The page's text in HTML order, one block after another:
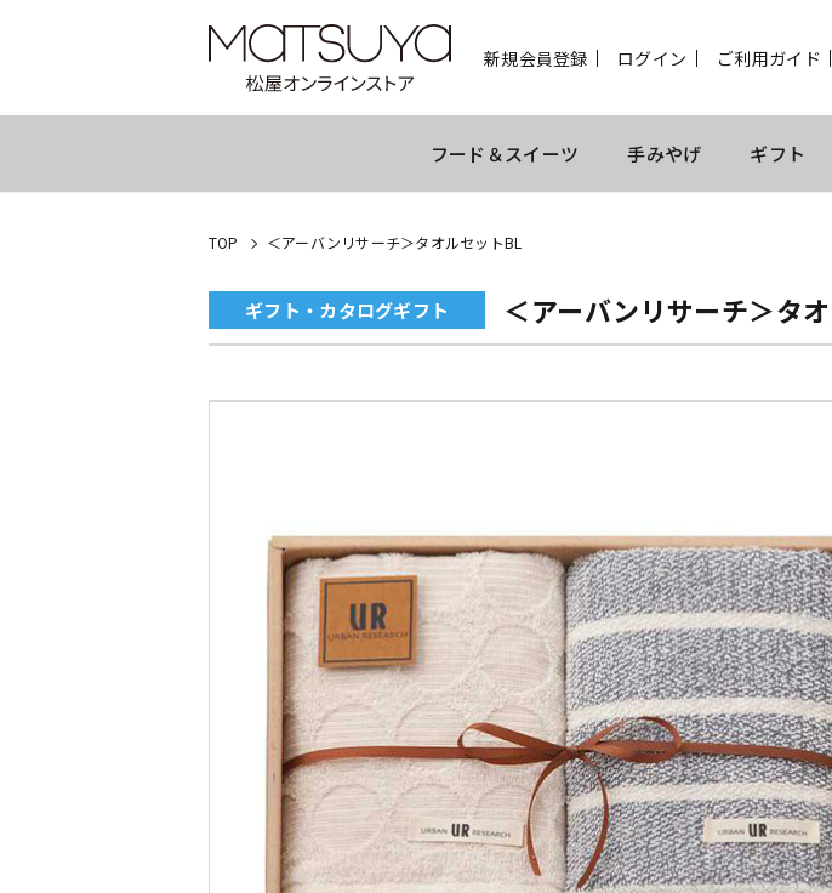
新規会員登録 ログイン ご利用ガイド
フード＆スイーツ 手みやげ ギフト
TOP ＜アーバンリサーチ＞タオルセットBL
ギフト・カタログギフト ＜アーバンリサーチ＞タ